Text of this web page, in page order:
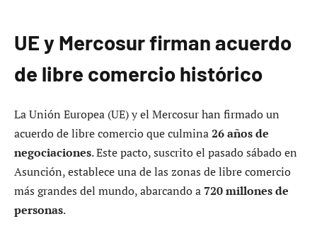
UE y Mercosur firman acuerdo
de libre comercio histórico
La Unión Europea (UE) y el Mercosur han firmado un
acuerdo de libre comercio que culmina26 años de
negociaciones. Este pacto, suscrito el pasado sábado en
Asunción, establece una de las zonas de libre comercio
más grandes del mundo, abarcando a720 millones de
personas.